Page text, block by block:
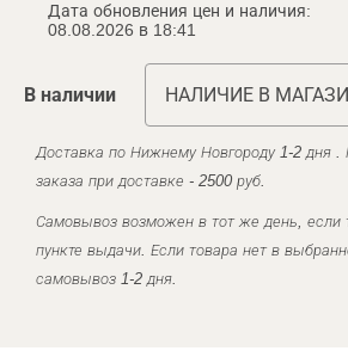
Дата обновления цен и наличия:
08.08.2026 в 18:41
В наличии НАЛИЧИЕ В
Доставка по Нижнему Новгороду 1-2 дня
заказа при доставке - 2500 руб.
Самовывоз возможен в тот же день, если
пункте выдачи. Если товара нет в
самовывоз 1-2 дня.